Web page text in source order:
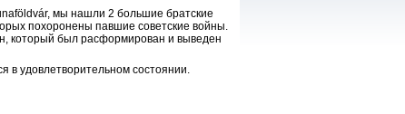
мы нашли 2 большие братские
похоронены павшие советские войны.
который был расформирован и выведен
в удовлетворительном состоянии.